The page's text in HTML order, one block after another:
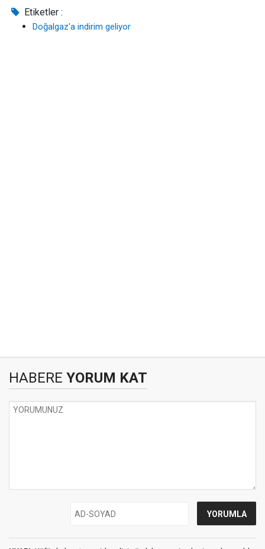
Etiketler :
Doğalgaz'a indirim geliyor
HABERE YORUM KAT